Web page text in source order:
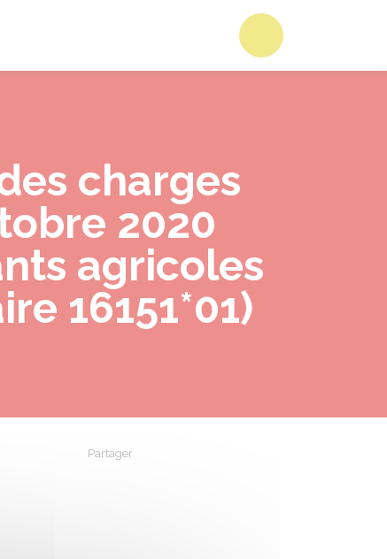
Accéder au
charges
2020
agricoles
16151*01)
Partager